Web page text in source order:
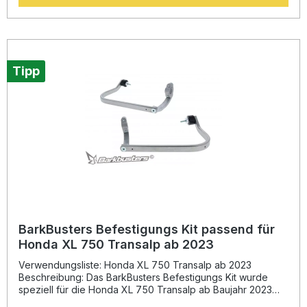
VPS) – mit Ausnahme der EGO Kits. Sie können direkt an
BarkBusters-Backbones (außer EGO-Backbone) sowie an
Installation ist unkompliziert, und die hochwertige
Schwarz oder Weiß, passen sich die STORM Handschützer
perfekt dem Look Ihres Motorrads an.Hinweis: Der
Lieferumfang umfasst ausschließlich die Kunststoffschalen
(links und rechts) ohne Montageset. Das passende
Befestigungsmaterial ist separat erhältlich.Eine TÜV/ABE-
Zulassung ist nicht erforderlich, da Handschützer keiner
Kälteschutz für Ihre Hände Schlagfester Kunststoff für
zuverlässige Sicherheit Kompatibel mit BarkBusters Single
Tipp
BarkBusters Befestigungs Kit passend für
Honda XL 750 Transalp ab 2023
Verwendungsliste: Honda XL 750 Transalp ab 2023
Beschreibung: Das BarkBusters Befestigungs Kit wurde
speziell für die Honda XL 750 Transalp ab Baujahr 2023